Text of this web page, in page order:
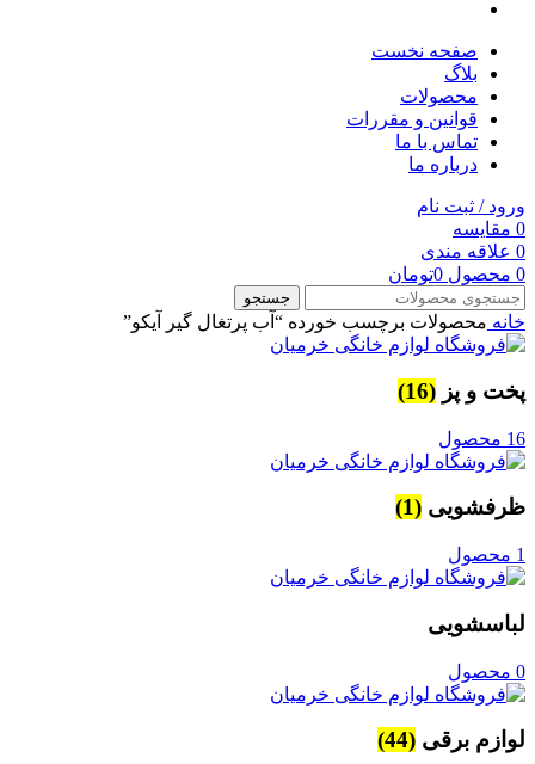
صفحه نخست
بلاگ
محصولات
قوانین و مقررات
تماس با ما
درباره ما
ورود / ثبت نام
0 مقایسه
0 علاقه مندی
0 محصول 0تومان
جستجو
خانه محصولات برچسب خورده “آب پرتغال گیر آیکو”
پخت و پز (16)
16 محصول
ظرفشویی (1)
1 محصول
لباسشویی
0 محصول
لوازم برقی (44)